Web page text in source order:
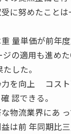
に努めたこと
量単価が前年
ジの適用も進め
した。
力を向上 コス
認できる。
物流業界にあ
は前 年同期比